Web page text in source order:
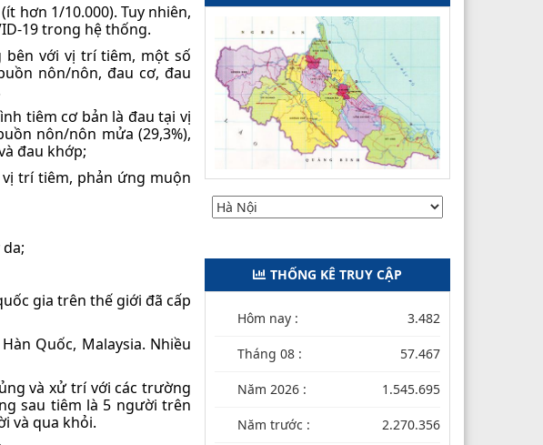
hơn 1/10.000). Tuy nhiên,
19 trong hệ thống.
bên với vị trí tiêm, một số
nôn/nôn, đau cơ, đau
tiêm cơ bản là đau tại vị
nôn/nôn mửa (29,3%),
đau khớp;
trí tiêm, phản ứng muộn
gia trên thế giới đã cấp
Quốc, Malaysia. Nhiều
và xử trí với các trường
sau tiêm là 5 người trên
và qua khỏi.
THỐNG KÊ TRUY CẬP
Hôm nay : 3.482
Tháng 08 : 57.467
Năm 2026 : 1.545.695
Năm trước : 2.270.356